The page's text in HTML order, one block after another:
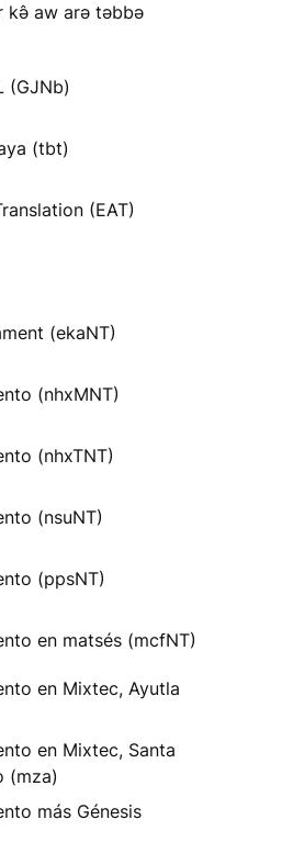
kə̂ aw arə təbbə
(GJNb)
(tbt)
(EAT)
(ekaNT)
(nhxMNT)
(nhxTNT)
(nsuNT)
(ppsNT)
en matsés (mcfNT)
en Mixtec, Ayutla
en Mixtec, Santa
(mza)
más Génesis